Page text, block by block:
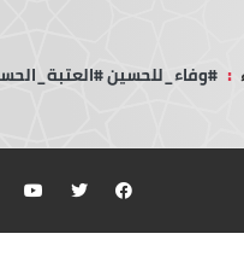
: #وفاء_للحسين